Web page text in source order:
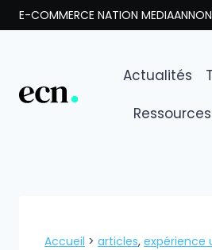
Aller
au
E-COMMERCE NATION MEDIA
Actualités
Ressources
Accueil > articles, expérience